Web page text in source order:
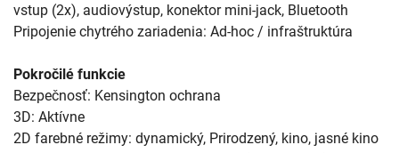
vstup (2x), audiovýstup, konektor mini-jack, Bluetooth
Pripojenie chytrého zariadenia: Ad-hoc / infraštruktúra
Pokročilé funkcie
Bezpečnosť: Kensington ochrana
3D: Aktívne
2D farebné režimy: dynamický, Prirodzený, kino, jasné kino